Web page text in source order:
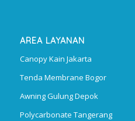
AREA LAYANAN
Canopy Kain Jakarta
Tenda Membrane Bogor
Awning Gulung Depok
Polycarbonate Tangerang